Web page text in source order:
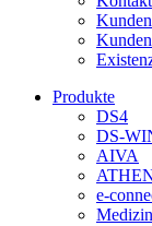
Produkte
DS4
DS-
AIVA
e-